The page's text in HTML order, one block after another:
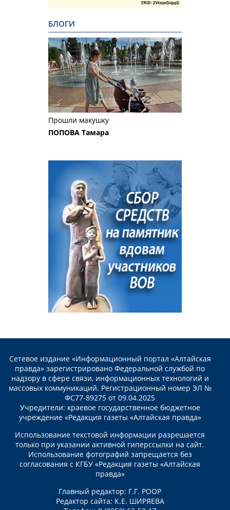
БЛОГИ
Прошли макушку
ПОПОВА Тамара
Сетевое издание «Информационный портал «Алтайская
правда» зарегистрировано Федеральной службой по
надзору в сфере связи, информационных технологий и
массовых коммуникаций. Регистрационный номер ЭЛ №
ФС77-89275 от 09.04.2025
Учредители: краевое государственное бюджетное
учреждение «Редакция газеты «Алтайская правда»
Использование текстовой информации разрешается
только при указании активной гиперссылки на сайт.
Использование фотографий запрещается без
согласования с КГБУ «Редакция газеты «Алтайская
правда»
Главный редактор: Г.Г. РООР
Редактор сайта: К.Е. ШИРЯЕВА